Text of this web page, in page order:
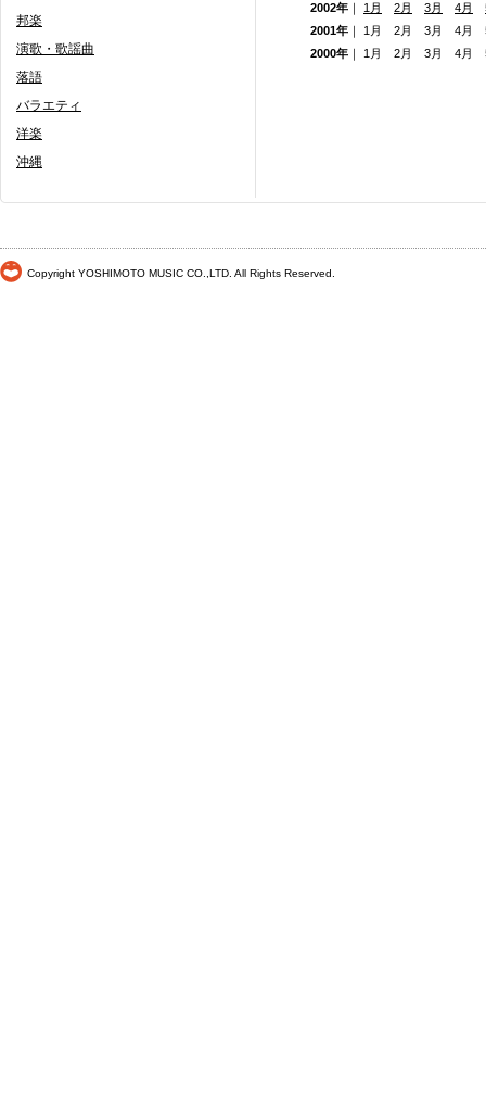
邦楽
演歌・歌謡曲
落語
バラエティ
洋楽
沖縄
2002年 ｜ 1月 2月 3月 4月
2001年 ｜ 1月 2月 3月 4
2000年 ｜ 1月 2月 3月 4
Copyright YOSHIMOTO MUSIC CO.,LTD. All Rights Reserved.